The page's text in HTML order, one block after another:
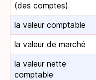
(des comptes)
la valeur comptable
la valeur de marché
la valeur nette
comptable